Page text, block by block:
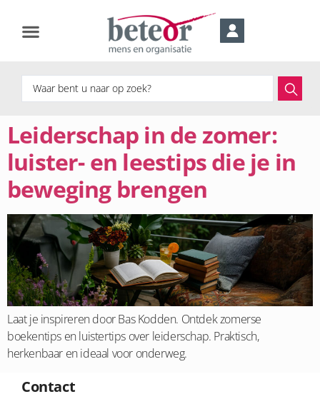
Leiderschap in de zomer:
luister- en leestips die je in
beweging brengen
Laat je inspireren door Bas Kodden. Ontdek zomerse
boekentips en luistertips over leiderschap. Praktisch,
herkenbaar en ideaal voor onderweg.
Contact